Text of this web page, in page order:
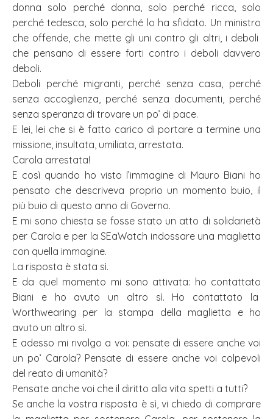
donna solo perché donna, solo perché ricca, solo
perché tedesca, solo perché lo ha sfidato. Un ministro
che offende, che mette gli uni contro gli altri, i deboli
che pensano di essere forti contro i deboli davvero
deboli.
Deboli perché migranti, perché senza casa, perché
senza accoglienza, perché senza documenti, perché
senza speranza di trovare un po’ di pace.
E lei, lei che si è fatto carico di portare a termine una
missione, insultata, umiliata, arrestata.
Carola arrestata!
E così quando ho visto l’immagine di Mauro Biani ho
pensato che descriveva proprio un momento buio, il
più buio di questo anno di Governo.
E mi sono chiesta se fosse stato un atto di solidarietà
per Carola e per la SEaWatch indossare una maglietta
con quella immagine.
La risposta è stata sì.
E da quel momento mi sono attivata: ho contattato
Biani e ho avuto un altro sì. Ho contattato la
Worthwearing per la stampa della maglietta e ho
avuto un altro sì.
E adesso mi rivolgo a voi: pensate di essere anche voi
un po’ Carola? Pensate di essere anche voi colpevoli
del reato di umanità?
Pensate anche voi che il diritto alla vita spetti a tutti?
Se anche la vostra risposta è sì, vi chiedo di comprare